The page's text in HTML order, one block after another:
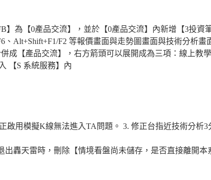
】為【0產品交流】，並於【0產品交流】內新增【3投資
、Alt+Shift+F1/F2 等報價畫面與走勢圖畫面與技術分析
成【產品交流】，右方箭頭可以展開成為三項：線上教
【S 系統服務】內
啟用模擬K線無法進入TA問題。 3. 修正台指近技術分析
出轟天雷時，刪除【情境看盤尚未儲存，是否直接離開